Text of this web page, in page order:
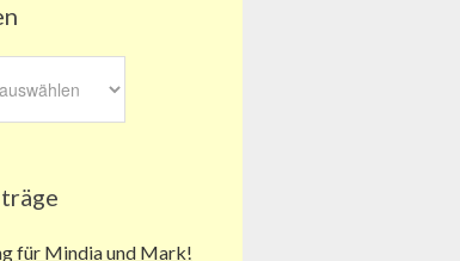
für Mindia und Mark!